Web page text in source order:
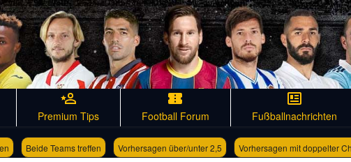
Premium Tips Football Forum Fußballnachrichten
Beide Teams treffen Vorhersagen über/unter 2,5 Vorhersagen mit doppelter